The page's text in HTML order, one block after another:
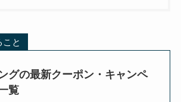
と
グの最新クーポン・キャンペ
覧